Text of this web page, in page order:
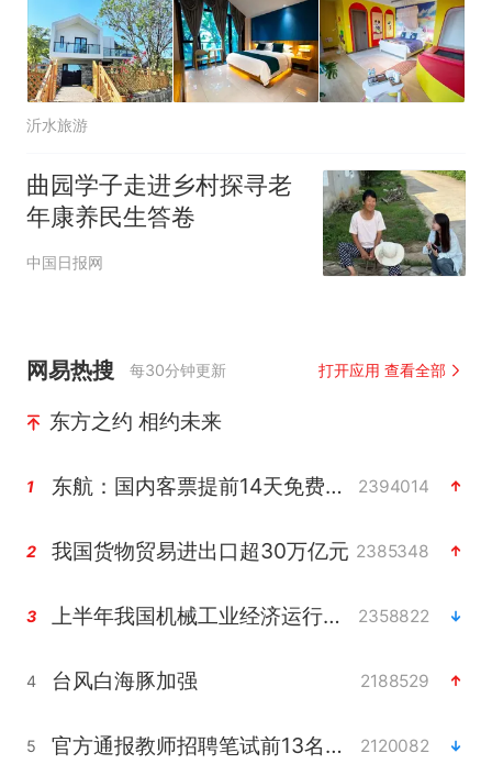
沂水旅游
曲园学子走进乡村探寻老
年康养民生答卷
中国日报网
网易热搜 每30分钟更新 打开应用 查看全部
东方之约 相约未来
1 东航：国内客票提前14天免费退改 2394014
2 我国货物贸易进出口超30万亿元 2385348
3 上半年我国机械工业经济运行稳中有进 2358822
4 台风白海豚加强 2188529
5 官方通报教师招聘笔试前13名被淘汰 2120082